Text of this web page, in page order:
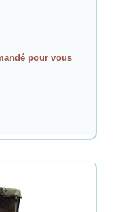
pour vous